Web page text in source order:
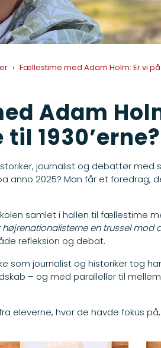
Fællestime med Adam Holm: Er vi på
Adam
1930’erne?
journalist og debattør med
anno 2025? Man får et foredrag,
samlet i hallen til fællestime
højrenationalisterne en trussel mod
refleksion og debat.
som journalist og historiker tog
– og med paralleller til
eleverne, hvor de havde fokus